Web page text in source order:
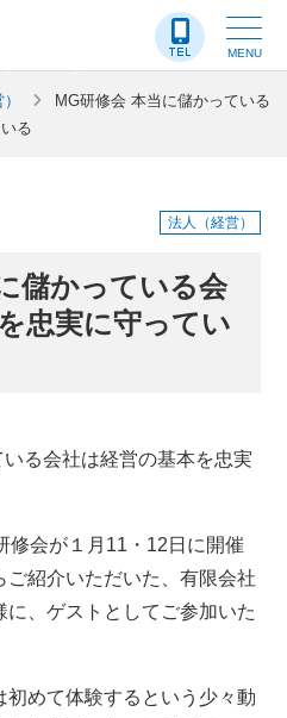
MENU
ログ
MG研修会 本当に儲かっている
る
法人（経営）
儲かっている会
忠実に守ってい
る会社は経営の基本を忠実
修会が１月11・12日に開催
ご紹介いただいた、有限会社
、ゲストとしてご参加いた
めて体験するという少々動